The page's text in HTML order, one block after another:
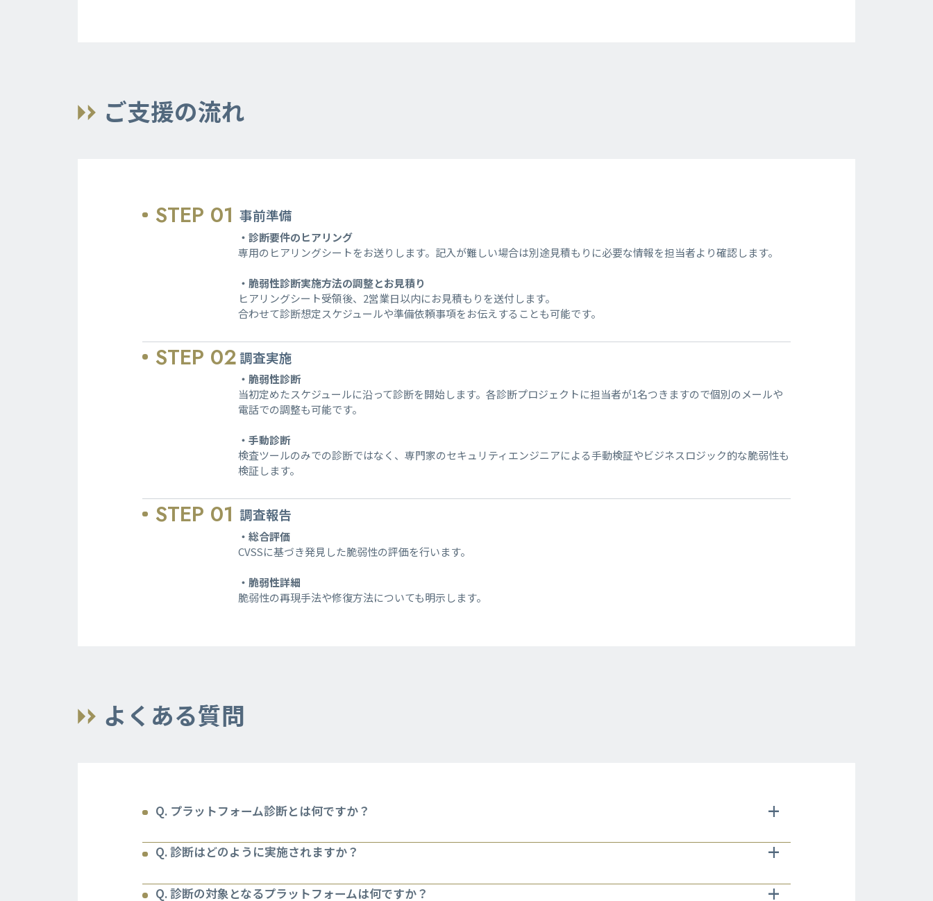
ご支援の流れ
STEP 01 事前準備
・診断要件のヒアリング
専用のヒアリングシートをお送りします。記入が難しい場合は別途見積もりに必要な情報を担当者より確認します。
・脆弱性診断実施方法の調整とお見積り
ヒアリングシート受領後、2営業日以内にお見積もりを送付します。
合わせて診断想定スケジュールや準備依頼事項をお伝えすることも可能です。
STEP 02調査実施
・脆弱性診断
当初定めたスケジュールに沿って診断を開始します。各診断プロジェクトに担当者が1名つきますので個別のメールや
電話での調整も可能です。
・手動診断
検査ツールのみでの診断ではなく、専門家のセキュリティエンジニアによる手動検証やビジネスロジック的な脆弱性も
検証します。
STEP 01 調査報告
・総合評価
CVSSに基づき発見した脆弱性の評価を行います。
・脆弱性詳細
脆弱性の再現手法や修復方法についても明示します。
よくある質問
Q. プラットフォーム診断とは何ですか？ +
Q. 診断はどのように実施されますか？ +
Q. 診断の対象となるプラットフォームは何ですか？ +